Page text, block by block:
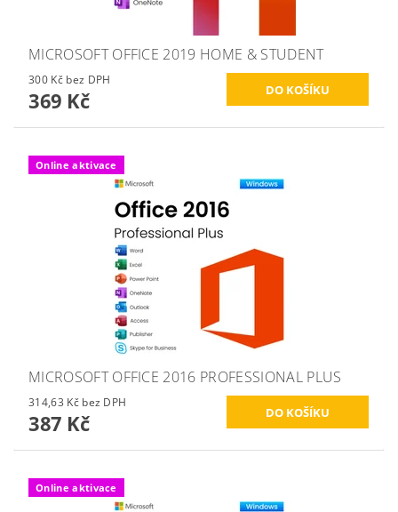
MICROSOFT OFFICE 2019 HOME & STUDENT
300 Kč bez DPH
369 Kč
Online aktivace
MICROSOFT OFFICE 2016 PROFESSIONAL PLUS
314,63 Kč bez DPH
387 Kč
Online aktivace